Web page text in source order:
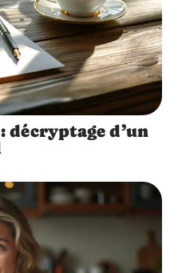
décryptage d’un